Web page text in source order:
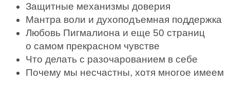
Защитные механизмы доверия
Мантра воли и духоподъемная поддержка
Любовь Пигмалиона и еще 50 страниц
о самом прекрасном чувстве
Что делать с разочарованием в себе
Почему мы несчастны, хотя многое имеем